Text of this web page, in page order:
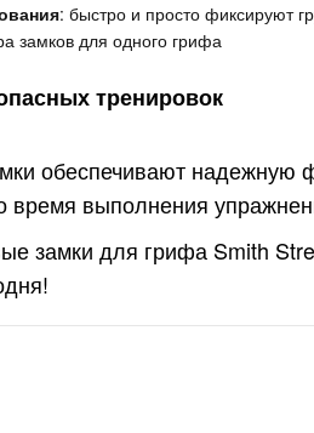
: быстро и просто фиксируют
замков для одного грифа
тренировок
обеспечивают надежную
время выполнения
замки для грифа Smith